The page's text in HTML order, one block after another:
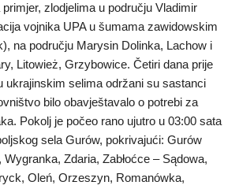
zlodjelima u području Vladimir
vojnika UPA u šumama zawidowskim
na području Marysin Dolinka, Lachow i
Litowież, Grzybowice. Četiri dana prije
ukrajinskim selima održani su sastanci
bilo obavještavalo o potrebi za
Pokolj je počeo rano ujutro u 03:00 sata
sela Gurów, pokrivajući: Gurów
Wygranka, Zdaria, Zabłoćce – Sądowa,
Oleń, Orzeszyn, Romanówka,